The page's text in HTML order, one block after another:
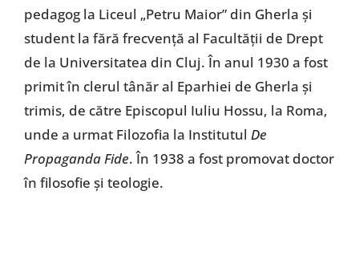
pedagog la Liceul „Petru Maior” din Gherla şi
student la fără frecvenţă al Facultăţii de Drept
de la Universitatea din Cluj. În anul 1930 a fost
primit în clerul tânăr al Eparhiei de Gherla şi
trimis, de către Episcopul Iuliu Hossu, la Roma,
unde a urmat Filozofia la Institutul De
Propaganda Fide. În 1938 a fost promovat doctor
în filosofie şi teologie.